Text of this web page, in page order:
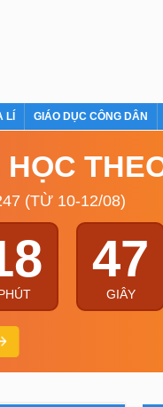
LÍ GIÁO DỤC CÔNG DÂN
(TỪ 10-12/08)
46
GIÂY